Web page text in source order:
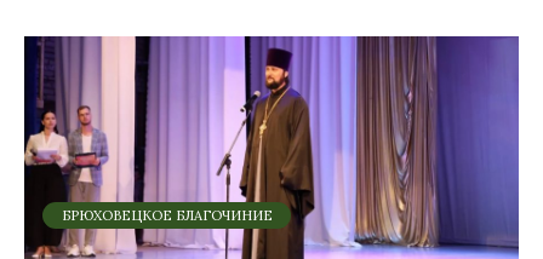
БРЮХОВЕЦКОЕ БЛАГОЧИНИЕ